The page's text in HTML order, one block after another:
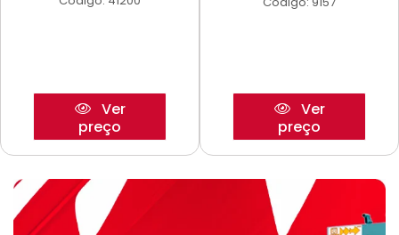
Ver
preço
Ver
preço